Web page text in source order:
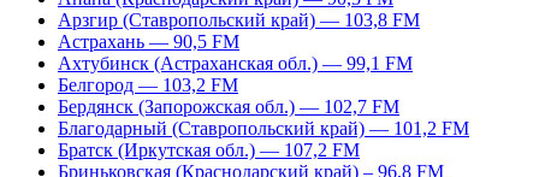
Арзгир (Ставропольский край) — 103,8 FM
Астрахань — 90,5 FM
Ахтубинск (Астраханская обл.) — 99,1 FM
Белгород — 103,2 FM
Бердянск (Запорожская обл.) — 102,7 FM
Благодарный (Ставропольский край) — 101,2 FM
Братск (Иркутская обл.) — 107,2 FM
Бриньковская (Краснодарский край) – 96,8 FM